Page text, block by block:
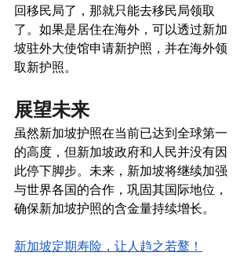
回移民局了，那就只能去移民局领取
了。如果是居住在海外，可以透过新加
坡驻外大使馆申请新护照，并在海外领
取新护照。
展望未来
虽然新加坡护照在当前已达到全球第一
的高度，但新加坡政府和人民并没有因
此停下脚步。未来，新加坡将继续加强
与世界各国的合作，巩固其国际地位，
确保新加坡护照的含金量持续增长。
新加坡定期寿险，让人趋之若鹜！